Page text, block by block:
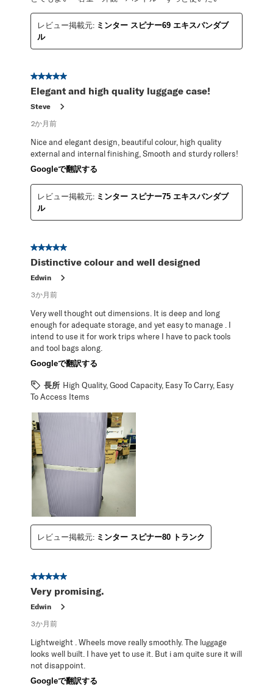
レビュー掲載元: ミンター スピナー69 エキスパンダブ
ル
星5／5個です。
Elegant and high quality luggage case!
Steve
2か月前
Nice and elegant design, beautiful colour, high quality
external and internal finishing, Smooth and sturdy rollers!
Googleで翻訳する
レビュー掲載元: ミンター スピナー75 エキスパンダブ
ル
星5／5個です。
Distinctive colour and well designed
Edwin
3か月前
Very well thought out dimensions. It is deep and long
enough for adequate storage, and yet easy to manage . I
intend to use it for work trips where I have to pack tools
and tool bags along.
Googleで翻訳する
長所 High Quality, Good Capacity, Easy To Carry, Easy
To Access Items
レビュー掲載元: ミンター スピナー80 トランク
星5／5個です。
Very promising.
Edwin
3か月前
Lightweight . Wheels move really smoothly. The luggage
looks well built. I have yet to use it. But i am quite sure it will
not disappoint.
Googleで翻訳する